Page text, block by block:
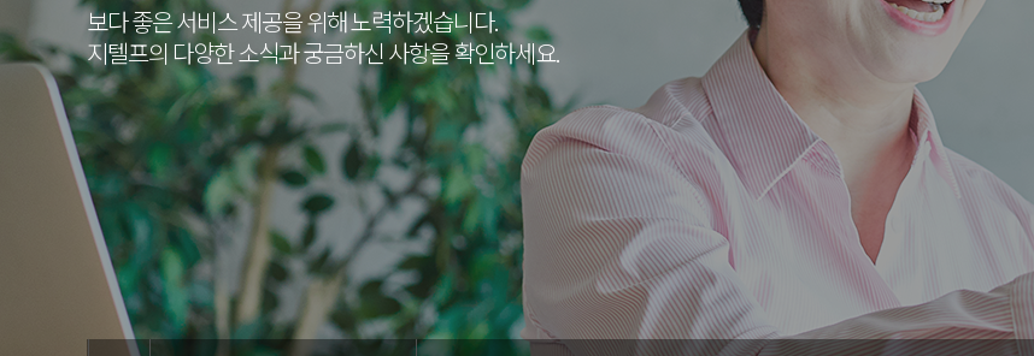
보다 좋은 서비스 제공을 위해 노력하겠습니다.
지텔프의 다양한 소식과 궁금하신 사항을 확인하세요.